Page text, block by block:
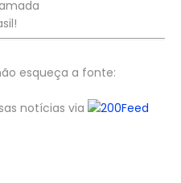
esqueça a fonte:
notícias via
Feed